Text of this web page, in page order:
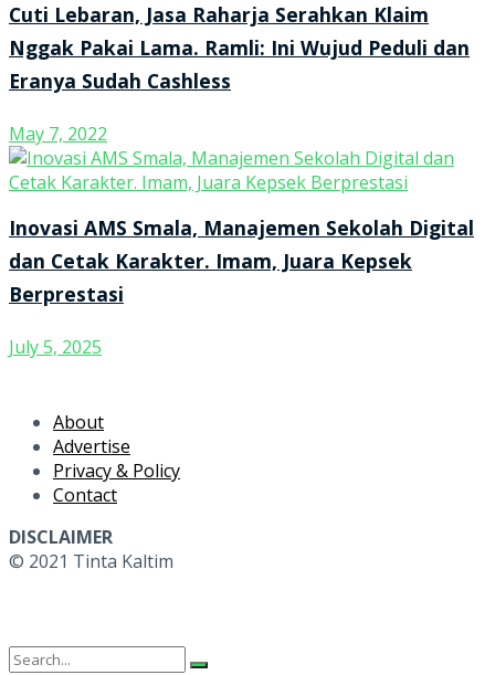
Cuti Lebaran, Jasa Raharja Serahkan Klaim
Nggak Pakai Lama. Ramli: Ini Wujud Peduli dan
Eranya Sudah Cashless
May 7, 2022
Inovasi AMS Smala, Manajemen Sekolah Digital
dan Cetak Karakter. Imam, Juara Kepsek
Berprestasi
July 5, 2025
About
Advertise
Privacy & Policy
Contact
DISCLAIMER
© 2021 Tinta Kaltim